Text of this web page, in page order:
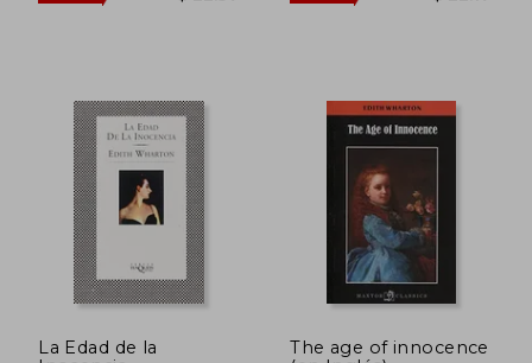
La Edad de la
The age of innocence